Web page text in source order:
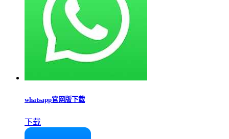
whatsapp官网版下载
下载